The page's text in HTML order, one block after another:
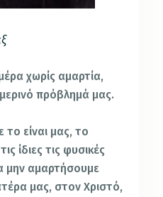
χωρίς αμαρτία,
πρόβλημά μας.
είναι μας, το
ίδιες τις φυσικές
μην αμαρτήσουμε
μας, στον Χριστό,